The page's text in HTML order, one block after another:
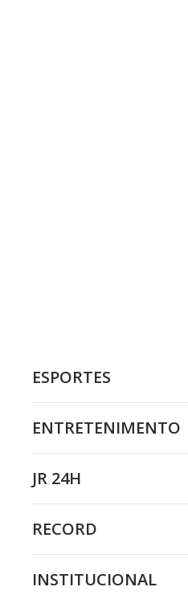
ESPORTES
ENTRETENIMENTO
JR 24H
RECORD
INSTITUCIONAL